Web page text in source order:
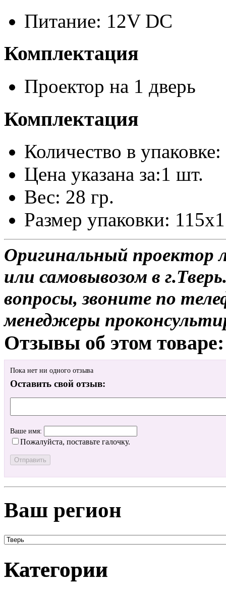
Питание: 12V DC
Комплектация
Проектор на 1 дверь
Комплектация
Количество в
Цена указана за:1 шт.
Вес: 28 гр.
Размер упаковки:
Оригинальный проектор
или самовывозом в
вопросы, звоните по
менеджеры
Отзывы об этом товаре:
Пока нет ни одного отзыва
Оставить свой отзыв:
Ваше имя:
Пожалуйста, поставьте галочку.
Ваш регион
Категории